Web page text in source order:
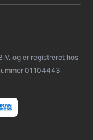
og er registreret hos
01104443